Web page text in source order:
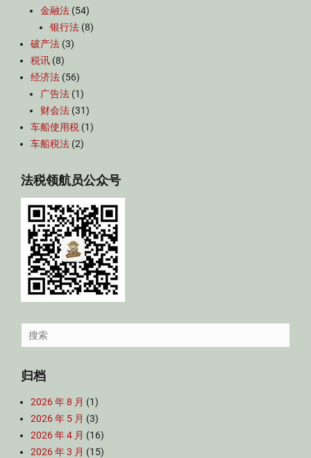
金融法 (54)
银行法 (8)
破产法 (3)
税讯 (8)
经济法 (56)
广告法 (1)
财会法 (31)
车船使用税 (1)
车船税法 (2)
法税领航员公众号
Search
for:
归档
2026 年 8 月 (1)
2026 年 5 月 (3)
2026 年 4 月 (16)
2026 年 3 月 (15)